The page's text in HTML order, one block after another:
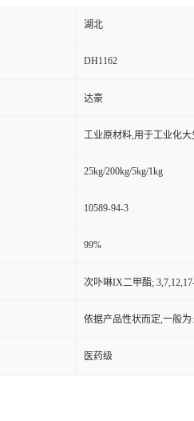
湖北
DH1162
达豪
工业原材料,用于工业化大
25kg/200kg/5kg/1kg
10589-94-3
99%
次卟啉IX二甲酯;
依据产品性状而定,一般
医药级